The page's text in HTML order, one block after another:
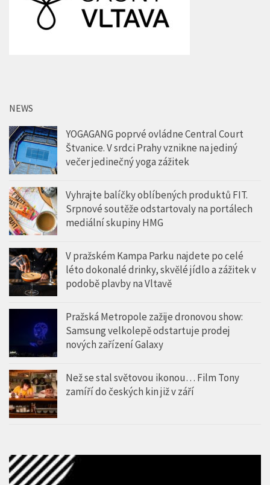
NEWS
YOGAGANG poprvé ovládne Central Court
Štvanice. V srdci Prahy vznikne na jediný
večer jedinečný yoga zážitek
Vyhrajte balíčky oblíbených produktů FIT.
Srpnové soutěže odstartovaly na portálech
mediální skupiny HMG
V pražském Kampa Parku najdete po celé
léto dokonalé drinky, skvělé jídlo a zážitek v
podobě plavby na Vltavě
Pražská Metropole zažije dronovou show:
Samsung velkolepě odstartuje prodej
nových zařízení Galaxy
Než se stal světovou ikonou… Film Tony
zamíří do českých kin již v září